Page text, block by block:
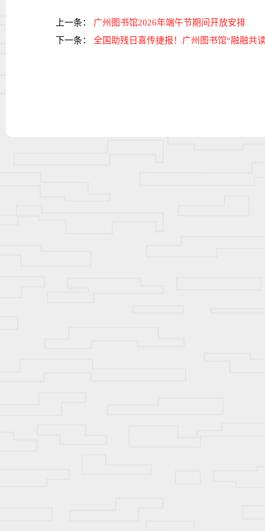
上一条：
广州图书馆2026年端午节期间开放安排
下一条：
全国助残日喜传捷报！广州图书馆“融融共读”项目